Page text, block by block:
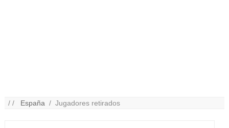
/ / España / Jugadores retirados